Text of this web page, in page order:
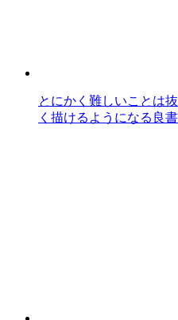
とにかく難しいことは
く描けるようになる良